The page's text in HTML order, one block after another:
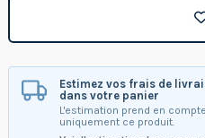
Estimez vos frais de
dans votre panier
L'estimation prend en
uniquement ce produit.